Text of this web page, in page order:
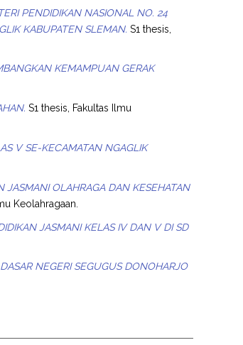
PENDIDIKAN NASIONAL NO. 24
KABUPATEN SLEMAN. S1 thesis,
KEMAMPUAN GERAK
S1 thesis, Fakultas Ilmu
V SE-KECAMATAN NGAGLIK
JASMANI OLAHRAGA DAN KESEHATAN
Keolahragaan.
JASMANI KELAS IV DAN V DI SD
NEGERI SEGUGUS DONOHARJO